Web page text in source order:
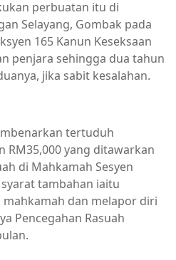
perbuatan itu di
Selayang, Gombak pada
165 Kanun Keseksaan
penjara sehingga dua tahun
jika sabit kesalahan.
tertuduh
RM35,000 yang ditawarkan
di Mahkamah Sesyen
tambahan iaitu
dan melapor diri
Pencegahan Rasuah